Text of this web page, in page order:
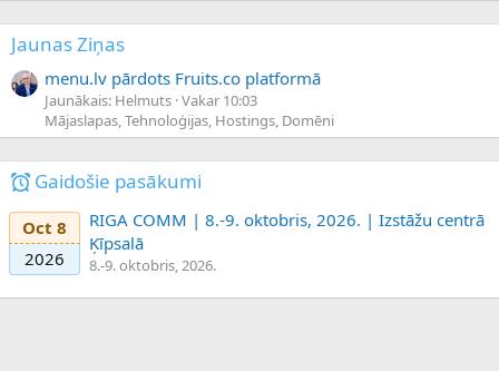
Jaunas Ziņas
menu.lv pārdots Fruits.co platformā
Jaunākais: Helmuts Vakar 10:03
Mājaslapas, Tehnoloģijas, Hostings, Domēni
Gaidošie pasākumi
Oct 8
2026
RIGA COMM | 8.-9. oktobris, 2026. | Izstāžu centrā
Ķīpsalā
8.-9. oktobris, 2026.